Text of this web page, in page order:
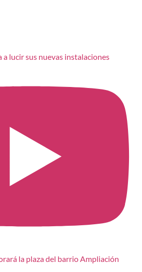
a lucir sus nuevas instalaciones
la plaza del barrio Ampliación